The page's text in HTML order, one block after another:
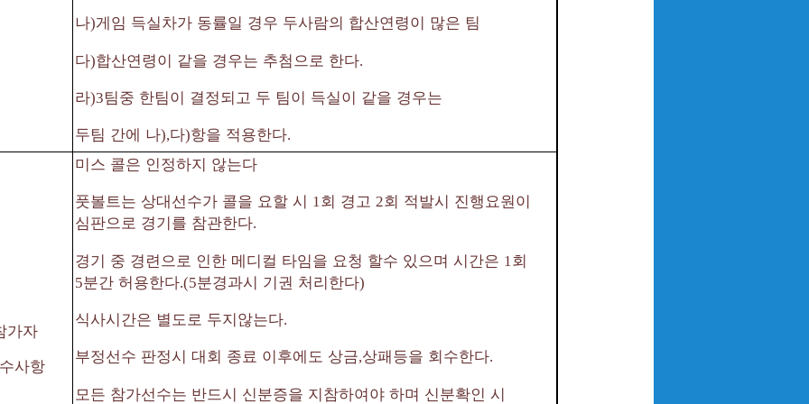
나)게임 득실차가 동률일 경우 두사람의 합산연령이 많은 팀
다)합산연령이 같을 경우는 추첨으로 한다.
라)3팀중 한팀이 결정되고 두 팀이 득실이 같을 경우는
두팀 간에 나),다)항을 적용한다.
가자
사항
미스 콜은 인정하지 않는다
풋볼트는 상대선수가 콜을 요할 시 1회 경고 2회 적발시 진행요원이
심판으로 경기를 참관한다.
경기 중 경련으로 인한 메디컬 타임을 요청 할수 있으며 시간은 1 회
5분간 허용한다.(5분경과시 기권 처리한다)
식사시간은 별도로 두지않는다.
부정선수 판정시 대회 종료 이후에도 상금,상패등을 회수한다.
모든 참가선수는 반드시 신분증을 지참하여야 하며 신분확인 시